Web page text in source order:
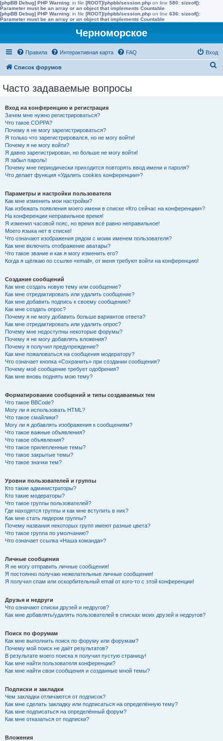
[phpBB Debug] PHP Warning: in file [ROOT]/phpbb/session.php on line 580: sizeof():
Parameter must be an array or an object that implements Countable
[phpBB Debug] PHP Warning: in file [ROOT]/phpbb/session.php on line 636: sizeof():
Parameter must be an array or an object that implements Countable
Черноморское
Правила Интерактивная карта FAQ Вход
Список форумов
Часто задаваемые вопросы
Вход на конференцию и регистрация
Зачем мне нужно регистрироваться?
Что такое COPPA?
Почему я не могу зарегистрироваться?
Я только что зарегистрировался, но не могу войти!
Почему я не могу войти?
Я давно зарегистрирован, но больше не могу войти!
Я забыл пароль!
Почему мне периодически приходится повторять ввод имени и пароля?
Что делает функция «Удалить cookies конференции»?
Параметры и настройки пользователя
Как мне изменить мои настройки?
Как избежать появления моего имени в списке «Кто сейчас на конференции»?
На конференции неправильное время!
Я изменил часовой пояс, но время всё равно неправильное!
Моего языка нет в списке!
Что означают изображения рядом с моим именем пользователя?
Как мне включить отображение аватары?
Что такое звание и как я могу изменить его?
Когда я щёлкаю по ссылке «email», от меня требуют войти на конференцию!
Создание сообщений
Как мне создать новую тему или сообщение?
Как мне отредактировать или удалить сообщение?
Как мне добавить подпись к своему сообщению?
Как мне создать опрос?
Почему я не могу добавить больше вариантов ответа?
Как мне отредактировать или удалить опрос?
Почему мне недоступны некоторые форумы?
Почему я не могу добавлять вложения?
Почему я получил предупреждение?
Как мне пожаловаться на сообщения модератору?
Что означает кнопка «Сохранить» при создании сообщения?
Почему моё сообщение требует одобрения?
Как мне вновь поднять мою тему?
Форматирование сообщений и типы создаваемых тем
Что такое BBCode?
Могу ли я использовать HTML?
Что такое смайлики?
Могу ли я добавлять изображения к сообщениям?
Что такое важные объявления?
Что такое объявления?
Что такое прилепленные темы?
Что такое закрытые темы?
Что такое значки тем?
Уровни пользователей и группы
Кто такие администраторы?
Кто такие модераторы?
Что такое группы пользователей?
Где находятся группы и как мне вступить в них?
Как мне стать лидером группы?
Почему названия некоторых групп имеют разные цвета?
Что такое группа по умолчанию?
Что означает ссылка «Наша команда»?
Личные сообщения
Я не могу отправить личные сообщения!
Я постоянно получаю нежелательные личные сообщения!
Я получил спам или оскорбительный email от кого-то с этой конференции!
Друзья и недруги
Что означают списки друзей и недругов?
Как мне добавлять/удалять пользователей в списках моих друзей и недругов?
Поиск по форумам
Как мне выполнить поиск по форуму или форумам?
Почему мой поиск не даёт результатов?
В результате моего поиска я получил пустую страницу!
Как мне найти пользователя конференции?
Как мне найти свои сообщения и созданные мной темы?
Подписки и закладки
Чем закладки отличаются от подписок?
Как мне сделать закладку или подписаться на определённую тему?
Как мне подписаться на определённый форум?
Как мне отказаться от подписки?
Вложения